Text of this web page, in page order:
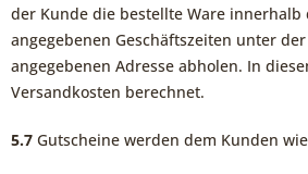
der Kunde die bestellte Ware innerhalb
angegebenen Geschäftszeiten unter
angegebenen Adresse abholen. In
Versandkosten berechnet.
5.7 Gutscheine werden dem Kunden